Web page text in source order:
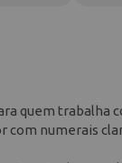
quem trabalha
numerais